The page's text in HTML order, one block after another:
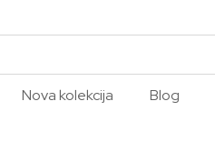
Nova kolekcija Blog